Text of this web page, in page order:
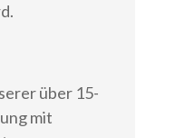
über 15-
mit